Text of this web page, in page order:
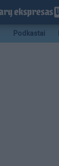
Podkastai